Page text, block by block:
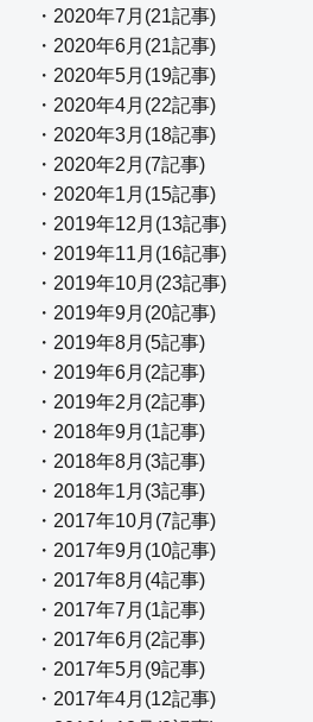
・2020年7月(21記事)
・2020年6月(21記事)
・2020年5月(19記事)
・2020年4月(22記事)
・2020年3月(18記事)
・2020年2月(7記事)
・2020年1月(15記事)
・2019年12月(13記事)
・2019年11月(16記事)
・2019年10月(23記事)
・2019年9月(20記事)
・2019年8月(5記事)
・2019年6月(2記事)
・2019年2月(2記事)
・2018年9月(1記事)
・2018年8月(3記事)
・2018年1月(3記事)
・2017年10月(7記事)
・2017年9月(10記事)
・2017年8月(4記事)
・2017年7月(1記事)
・2017年6月(2記事)
・2017年5月(9記事)
・2017年4月(12記事)